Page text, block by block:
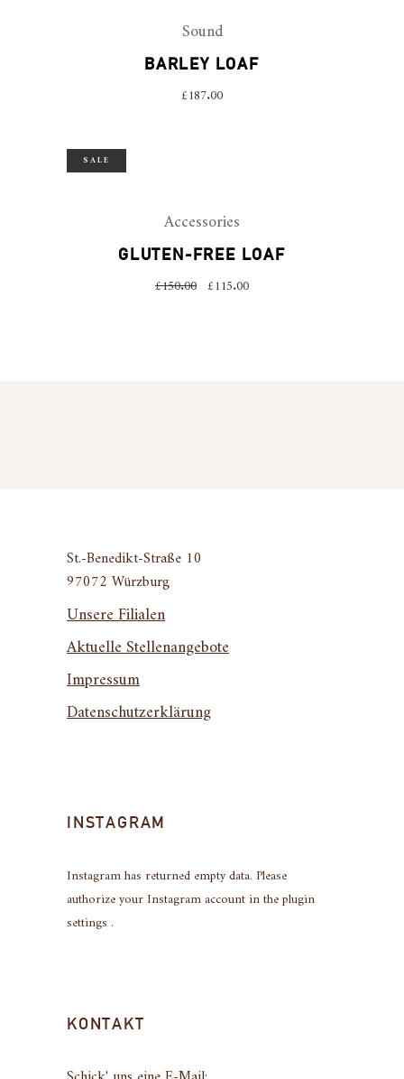
Sound
BARLEY LOAF
£187.00
SALE
Accessories
GLUTEN-FREE LOAF
£150.00 £115.00
St.-Benedikt-Straße 10
97072 Würzburg
Unsere Filialen
Aktuelle Stellenangebote
Impressum
Datenschutzerklärung
INSTAGRAM
Instagram has returned empty data. Please
authorize your Instagram account in theplugin
settings .
KONTAKT